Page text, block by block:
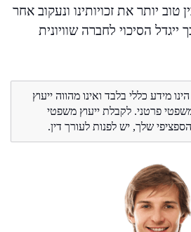
טוב יותר את זכויותינו ונעקוב אחר
ייגדל הסיכוי לחברה שוויונית
מידע כללי בלבד ואינו מהווה ייעוץ
פרטני. לקבלת ייעוץ משפטי
שלך, יש לפנות לעורך דין.